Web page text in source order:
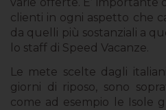
clienti in ogni aspetto che
da quelli più sostanziali a
lo staff di Speed Vacanze.
Le mete scelte dagli
giorni di riposo, sono
come ad esempio le Isole